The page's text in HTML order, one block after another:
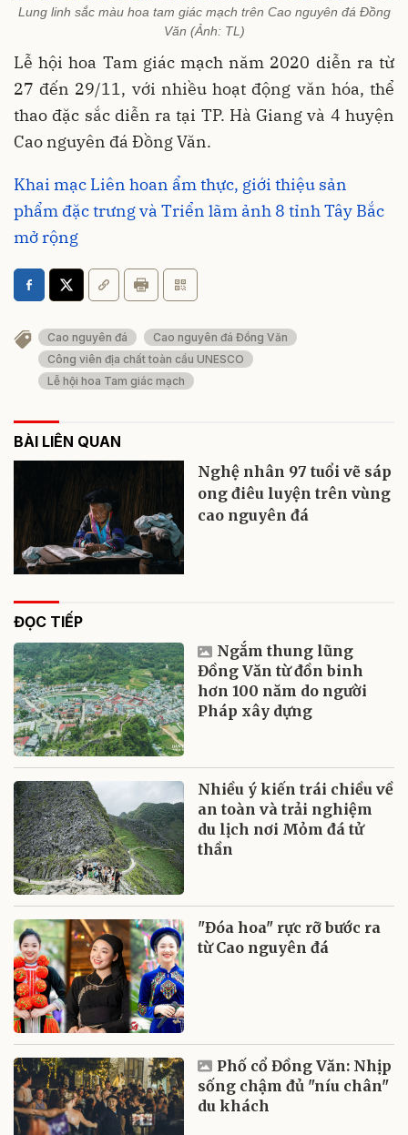
Lung linh sắc màu hoa tam giác mạch trên Cao nguyên đá Đồng
Văn (Ảnh: TL)
Lễ hội hoa Tam giác mạch năm 2020 diễn ra từ
27 đến 29/11, với nhiều hoạt động văn hóa, thể
thao đặc sắc diễn ra tại TP. Hà Giang và 4 huyện
Cao nguyên đá Đồng Văn.
Khai mạc Liên hoan ẩm thực, giới thiệu sản
phẩm đặc trưng và Triển lãm ảnh 8 tỉnh Tây Bắc
mở rộng
Cao nguyên đá
Cao nguyên đá Đồng Văn
Công viên địa chất toàn cầu UNESCO
Lễ hội hoa Tam giác mạch
BÀI LIÊN QUAN
Nghệ nhân 97 tuổi vẽ sáp
ong điêu luyện trên vùng
cao nguyên đá
ĐỌC TIẾP
Ngắm thung lũng
Đồng Văn từ đồn binh
hơn 100 năm do người
Pháp xây dựng
Nhiều ý kiến trái chiều về
an toàn và trải nghiệm
du lịch nơi Mỏm đá tử
thần
"Đóa hoa" rực rỡ bước ra
từ Cao nguyên đá
Phố cổ Đồng Văn: Nhịp
sống chậm đủ "níu chân"
du khách